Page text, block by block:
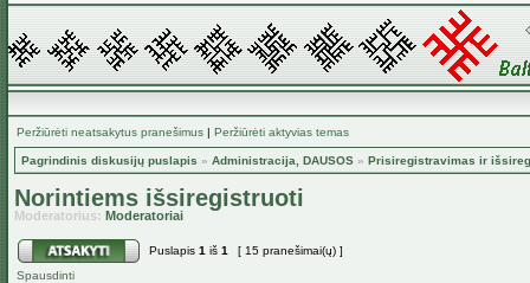
Peržiūrėti neatsakytus pranešimus | Peržiūrėti aktyvias temas
Pagrindinis diskusijų puslapis » Administracija, DAUSOS » Prisiregistravimas ir
Norintiems išsiregistruoti
Moderatorius: Moderatoriai
Puslapis 1 iš 1
[ 15 pranešimai(ų) ]
Spausdinti